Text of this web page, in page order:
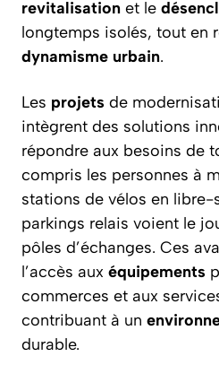
revitalisation et le
longtemps isolés, tout en
dynamisme urbain.
Les projets de
intègrent des solutions
répondre aux besoins de
compris les personnes à
stations de vélos en libre-
parkings relais voient le
pôles d’échanges. Ces
l’accès aux équipements
commerces et aux
contribuant à un
durable.